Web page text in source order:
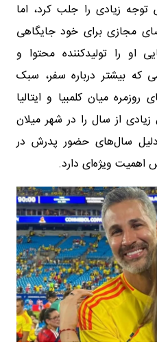
زیادی را جلب کرد، اما
مجازی برای خود جایگاهی
او را تولیدکننده محتوا و
که بیشتر درباره سفر، سبک
میان کلمبیا و ایتالیا
از سال را در شهر میلان
سال‌های حضور پدرش در
اهمیت ویژه‌ای دارد.